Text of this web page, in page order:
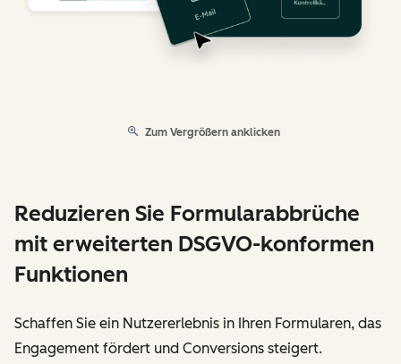
Zum Vergrößern anklicken
Reduzieren Sie Formularabbrüche
mit erweiterten DSGVO-konformen
Funktionen
Schaffen Sie ein Nutzererlebnis in Ihren Formularen, das
Engagement fördert und Conversions steigert.